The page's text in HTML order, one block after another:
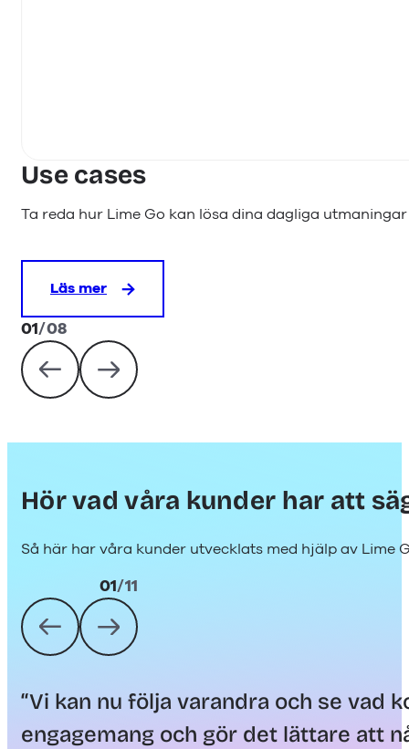
Use cases
Ta reda hur Lime Go kan lösa dina dagliga
Läs mer
01/08
Hör vad våra kunder har att
Så här har våra kunder utvecklats med hjälp av Lime
01/11
“Vi kan nu följa varandra och se vad
engagemang och gör det lättare att